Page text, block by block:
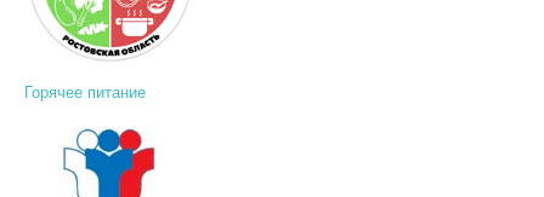
Горячее питание